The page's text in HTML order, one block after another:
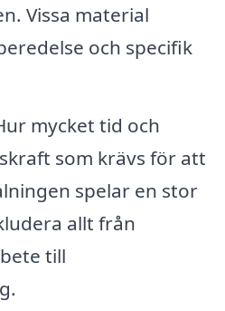
Vissa material
och specifik
mycket tid och
som krävs för att
spelar en stor
allt från
till